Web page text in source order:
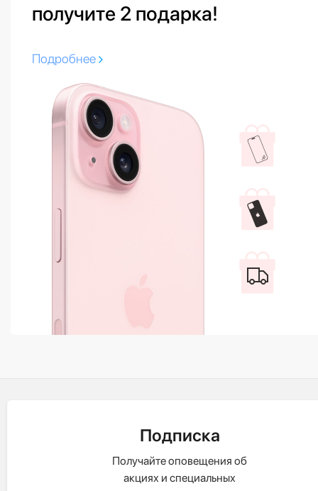
получите 2 подарка!
Подробнее
Подписка
Получайте оповещения об
акциях и специальных